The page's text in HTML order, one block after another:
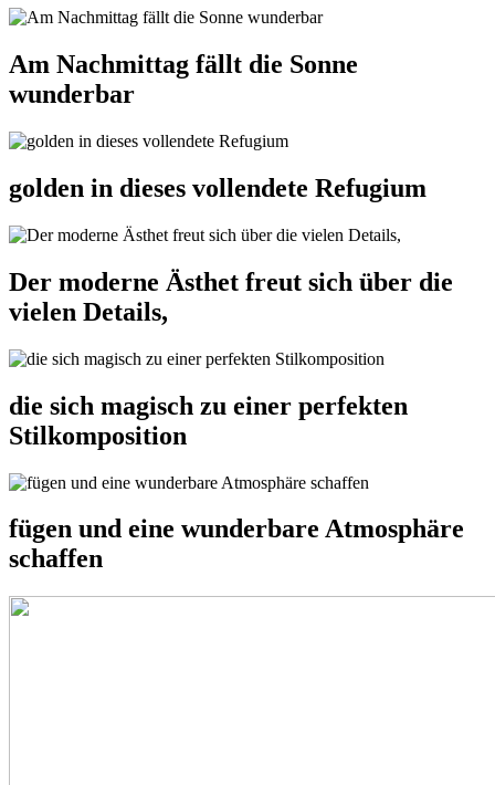
Am Nachmittag fällt die Sonne
wunderbar
golden in dieses vollendete Refugium
Der moderne Ästhet freut sich über die
vielen Details,
die sich magisch zu einer perfekten
Stilkomposition
fügen und eine wunderbare Atmosphäre
schaffen